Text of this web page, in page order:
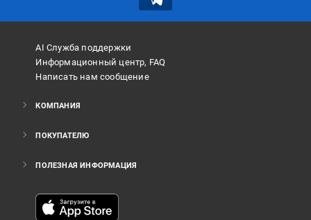
AI Служба поддержки
Информационный центр, FAQ
Написать нам сообщение
КОМПАНИЯ
ПОКУПАТЕЛЮ
ПОЛЕЗНАЯ ИНФОРМАЦИЯ